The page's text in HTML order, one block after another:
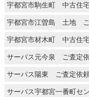
宇都宮市駒生町 中古住
宇都宮市江曽島 土地 ご
宇都宮市材木町 中古住
サーパス元今泉 ご査定
サーパス陽東 ご査定依
サーパス宇都宮一番町セ